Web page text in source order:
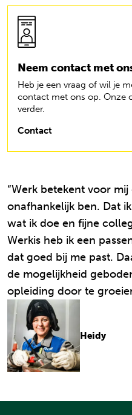
Neem contact met
Heb je een vraag of wil je
contact met ons op. Onze
verder.
Contact
Heidy
“Werk betekent voor
onafhankelijk ben. Dat
wat ik doe en fijne
Werkis heb ik een
dat goed bij me past.
de mogelijkheid
opleiding door te